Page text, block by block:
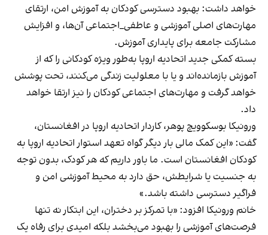
خواهد داشت: بهبود دسترسی کودکان به آموزش امن، ارتقای
مهارت‌های اصلی آموزشی و عاطفی‌_اجتماعی آن‌ها، و افزایش
مشارکت جامعه برای پایداری آموزش.
بسته کمکی جدید اتحادیه اروپا به‌طور ویژه کودکانی را که از
آموزش بازمانده‌اند و یا با معلولیت زندگی می‌کنند، تحت پوشش
خواهد گرفت و مهارت‌های اجتماعی کودکان را نیز ارتقا خواهد
داد.
ورونیکا بوسکوویچ پوهر، کاردار اتحادیه اروپا در افغانستان،
گفت: «این کمک مالی بار دیگر گواه تعهد استوار اتحادیه اروپا به
کودکان افغانستان است. ما باور داریم که هر کودک، بدون توجه
به جنسیت یا شرایطش، حق دارد به محیط آموزشی امن و
فراگیر دسترسی داشته باشد.»
خانم ورونیکا افزود: «با تمرکز بر دختران، این ابتکار نه تنها
فرصت‌های آموزشی را بهبود می‌بخشد بلکه امیدی برای رفاه یک